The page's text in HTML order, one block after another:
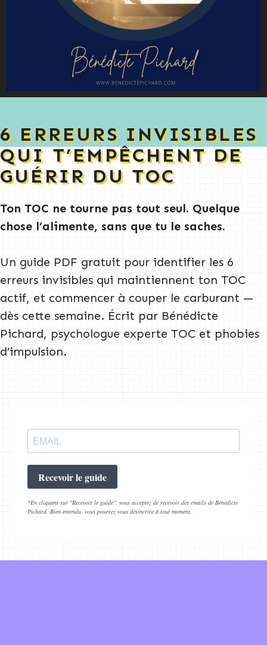
6 ERREURS INVISIBLES
QUI T’EMPÊCHENT DE
GUÉRIR DU TOC
Ton TOC ne tourne pas tout seul. Quelque
chose l’alimente, sans que tu le saches.
Un guide PDF gratuit pour identifier les 6
erreurs invisibles qui maintiennent ton TOC
actif, et commencer à couper le carburant —
dès cette semaine. Écrit par Bénédicte
Pichard, psychologue experte TOC et phobies
d’impulsion.